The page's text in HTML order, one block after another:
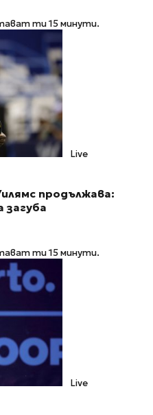
ти 15 минути.
Live
продължава:
загуба
ти 15 минути.
Live